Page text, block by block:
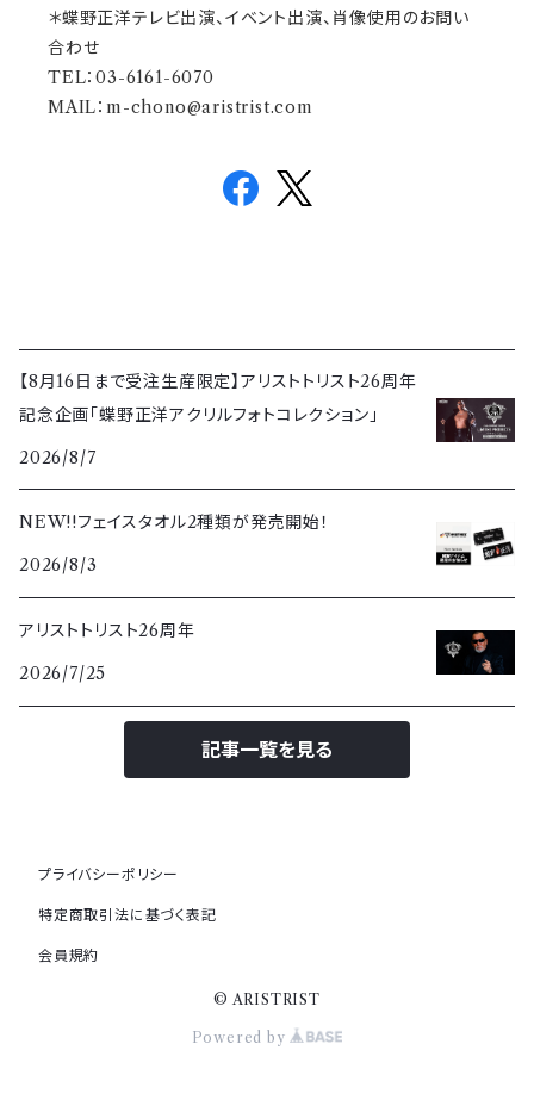
＊蝶野正洋テレビ出演、イベント出演、肖像使用のお問い
合わせ
TEL：03-6161-6070
MAIL： m-chono@aristrist.com
【8月16日まで受注生産限定】アリストトリスト26周年
記念企画「蝶野正洋アクリルフォトコレクション」
2026/8/7
NEW!!フェイスタオル2種類が発売開始！
2026/8/3
アリストトリスト26周年
2026/7/25
記事一覧を見る
プライバシーポリシー
特定商取引法に基づく表記
会員規約
© ARISTRIST
Powered by